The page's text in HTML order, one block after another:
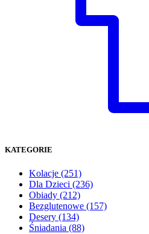
KATEGORIE
Kolacje (251)
Dla Dzieci (236)
Obiady (212)
Bezglutenowe (157)
Desery (134)
Śniadania (88)